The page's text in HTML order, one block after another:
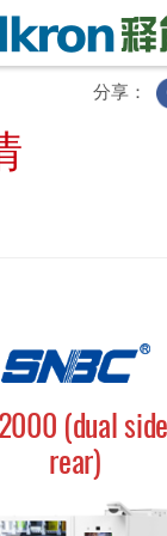
分享：
(dual
rear)